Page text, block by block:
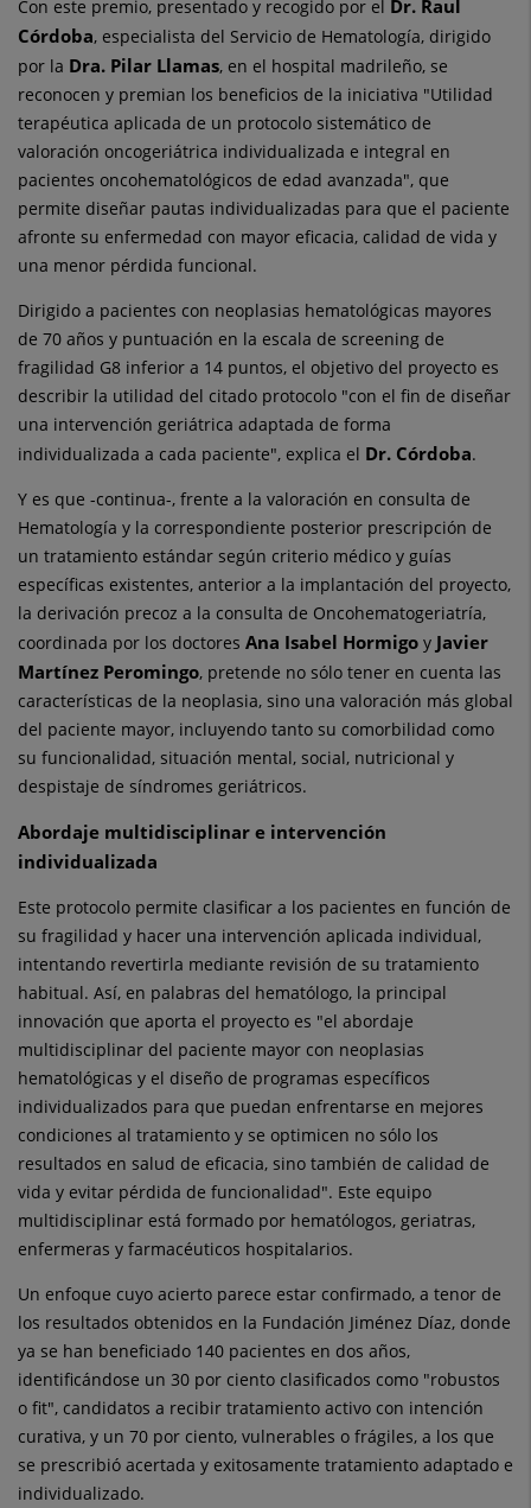
Con este premio, presentado y recogido por el Dr. Raul
Córdoba, especialista del Servicio de Hematología, dirigido
por la Dra. Pilar Llamas, en el hospital madrileño, se
reconocen y premian los beneficios de la iniciativa "Utilidad
terapéutica aplicada de un protocolo sistemático de
valoración oncogeriátrica individualizada e integral en
pacientes oncohematológicos de edad avanzada", que
permite diseñar pautas individualizadas para que el paciente
afronte su enfermedad con mayor eficacia, calidad de vida y
una menor pérdida funcional.
Dirigido a pacientes con neoplasias hematológicas mayores
de 70 años y puntuación en la escala de screening de
fragilidad G8 inferior a 14 puntos, el objetivo del proyecto es
describir la utilidad del citado protocolo "con el fin de diseñar
una intervención geriátrica adaptada de forma
individualizada a cada paciente", explica el Dr. Córdoba.
Y es que -continua-, frente a la valoración en consulta de
Hematología y la correspondiente posterior prescripción de
un tratamiento estándar según criterio médico y guías
específicas existentes, anterior a la implantación del proyecto,
la derivación precoz a la consulta de Oncohematogeriatría,
coordinada por los doctores Ana Isabel Hormigo y Javier
Martínez Peromingo, pretende no sólo tener en cuenta las
características de la neoplasia, sino una valoración más global
del paciente mayor, incluyendo tanto su comorbilidad como
su funcionalidad, situación mental, social, nutricional y
despistaje de síndromes geriátricos.
Abordaje multidisciplinar e intervención
individualizada
Este protocolo permite clasificar a los pacientes en función de
su fragilidad y hacer una intervención aplicada individual,
intentando revertirla mediante revisión de su tratamiento
habitual. Así, en palabras del hematólogo, la principal
innovación que aporta el proyecto es "el abordaje
multidisciplinar del paciente mayor con neoplasias
hematológicas y el diseño de programas específicos
individualizados para que puedan enfrentarse en mejores
condiciones al tratamiento y se optimicen no sólo los
resultados en salud de eficacia, sino también de calidad de
vida y evitar pérdida de funcionalidad". Este equipo
multidisciplinar está formado por hematólogos, geriatras,
enfermeras y farmacéuticos hospitalarios.
Un enfoque cuyo acierto parece estar confirmado, a tenor de
los resultados obtenidos en la Fundación Jiménez Díaz, donde
ya se han beneficiado 140 pacientes en dos años,
identificándose un 30 por ciento clasificados como "robustos
o fit", candidatos a recibir tratamiento activo con intención
curativa, y un 70 por ciento, vulnerables o frágiles, a los que
se prescribió acertada y exitosamente tratamiento adaptado e
individualizado.